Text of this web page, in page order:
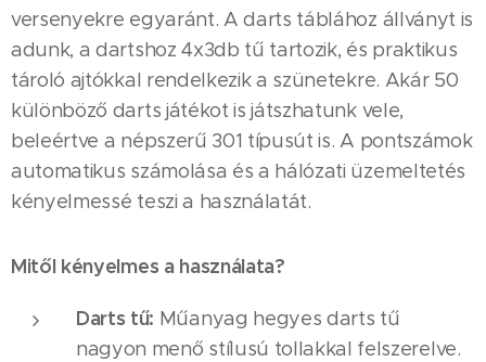
versenyekre egyaránt. A darts táblához állványt is
adunk, a dartshoz 4x3db tű tartozik, és praktikus
tároló ajtókkal rendelkezik a szünetekre. Akár 50
különböző darts játékot is játszhatunk vele,
beleértve a népszerű 301 típusút is. A pontszámok
automatikus számolása és a hálózati üzemeltetés
kényelmessé teszi a használatát.​
Mitől kényelmes a használata?
Darts tű: Műanyag hegyes darts tű
nagyon menő stílusú tollakkal felszerelve.